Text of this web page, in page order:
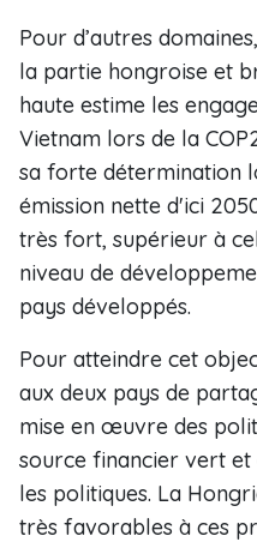
Pour d’autres
la partie hongroise et
haute estime les
Vietnam lors de la
sa forte détermination
émission nette d'ici
très fort, supérieur à
niveau de
pays développés.
Pour atteindre cet
aux deux pays de
mise en œuvre des
source financier vert et
les politiques. La
très favorables à ces